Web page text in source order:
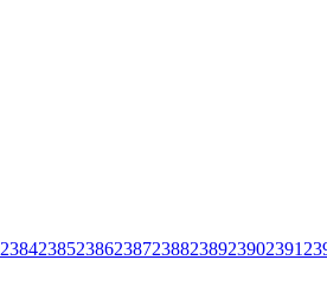
23842385238623872388238923902391